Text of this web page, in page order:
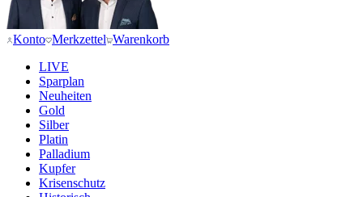
Konto Merkzettel Warenkorb
LIVE
Sparplan
Neuheiten
Gold
Silber
Platin
Palladium
Kupfer
Krisenschutz